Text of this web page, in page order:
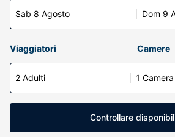
Sab 8 Agosto Dom 9
Viaggiatori Camere
2 Adulti 1 Camera
Controllare